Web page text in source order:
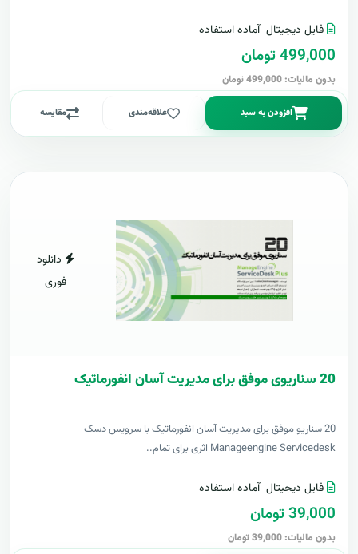
فایل دیجیتال آماده استفاده
499,000 تومان
بدون مالیات: 499,000 تومان
افزودن به سبد علاقه‌مندی مقایسه
دانلود
فوری
20 سناریوی موفق برای مدیریت آسان انفورماتیک
20 سناریو موفق برای مدیریت آسان انفورماتیک با سرویس دسک
Manageengine Servicedesk اثری برای تمام..
فایل دیجیتال آماده استفاده
39,000 تومان
بدون مالیات: 39,000 تومان